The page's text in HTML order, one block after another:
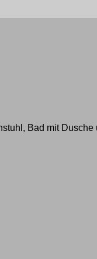
Bad mit